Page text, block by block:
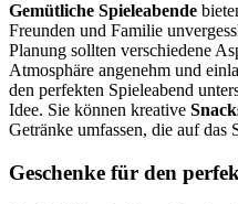
Gemütliche Spieleabende
Freunden und Familie
Planung sollten verschiedene
Atmosphäre angenehm und
den perfekten Spieleabend
Idee. Sie können kreative
Getränke umfassen, die auf das
Geschenke für den